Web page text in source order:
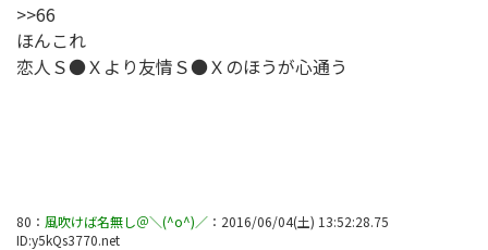
>>66
ほんこれ
恋人Ｓ●Ｘより友情Ｓ●Ｘのほうが心通う
80 ： 風吹けば名無し＠＼(^o^)／ ： 2016/06/04(土) 13:52:28.75
ID:y5kQs3770.net